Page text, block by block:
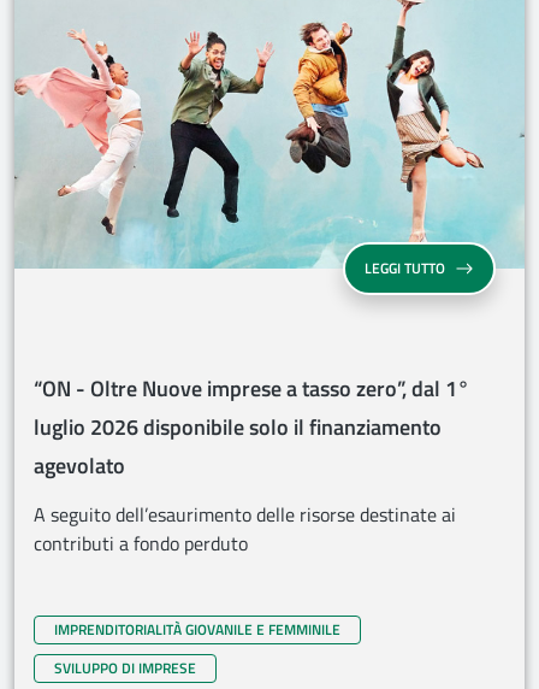
LEGGI TUTTO“ON - OLTRE
“ON - Oltre Nuove imprese a tasso zero”, dal 1°
luglio 2026 disponibile solo il finanziamento
agevolato
A seguito dell’esaurimento delle risorse destinate ai
contributi a fondo perduto
IMPRENDITORIALITÀ GIOVANILE E FEMMINILE
SVILUPPO DI IMPRESE